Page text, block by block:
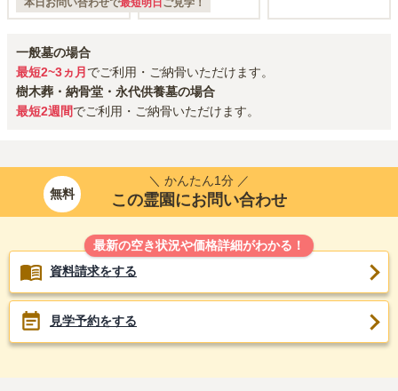
本日お問い合わせで最短明日 ご見学！
一般墓の場合
最短2~3ヵ月 でご利用・ご納骨いただけます。
樹木葬・納骨堂・永代供養墓の場合
最短2週間でご利用・ご納骨いただけます。
無料
＼ かんたん1分 ／
この霊園にお問い合わせ
最新の空き状況や価格詳細がわかる！
資料請求をする
見学予約をする